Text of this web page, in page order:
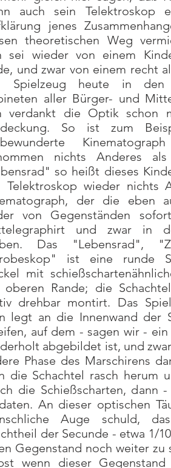
auch sein Telektroskop
jenes
theoretischen Weg
sei wieder von einem
und zwar von einem recht
Spielzeug heute in den
aller Bürger- und
verdankt die Optik schon
So ist zum
nichts Anderes
so heißt dieses
Telektroskop wieder nichts
der die eben
von Gegenständen
und zwar in
Das "Lebensrad",
ist eine runde
mit
oberen Rande; die
drehbar montirt. Das
legt an die Innenwand der
auf dem - sagen wir - ein
abgebildet ist, und
Phase des Marschirens
die Schachtel rasch herum
die Schießscharten, dann
An dieser optischen
Auge schuld,
der Secunde - etwa 1/
Gegenstand noch weiter zu
wenn dieser